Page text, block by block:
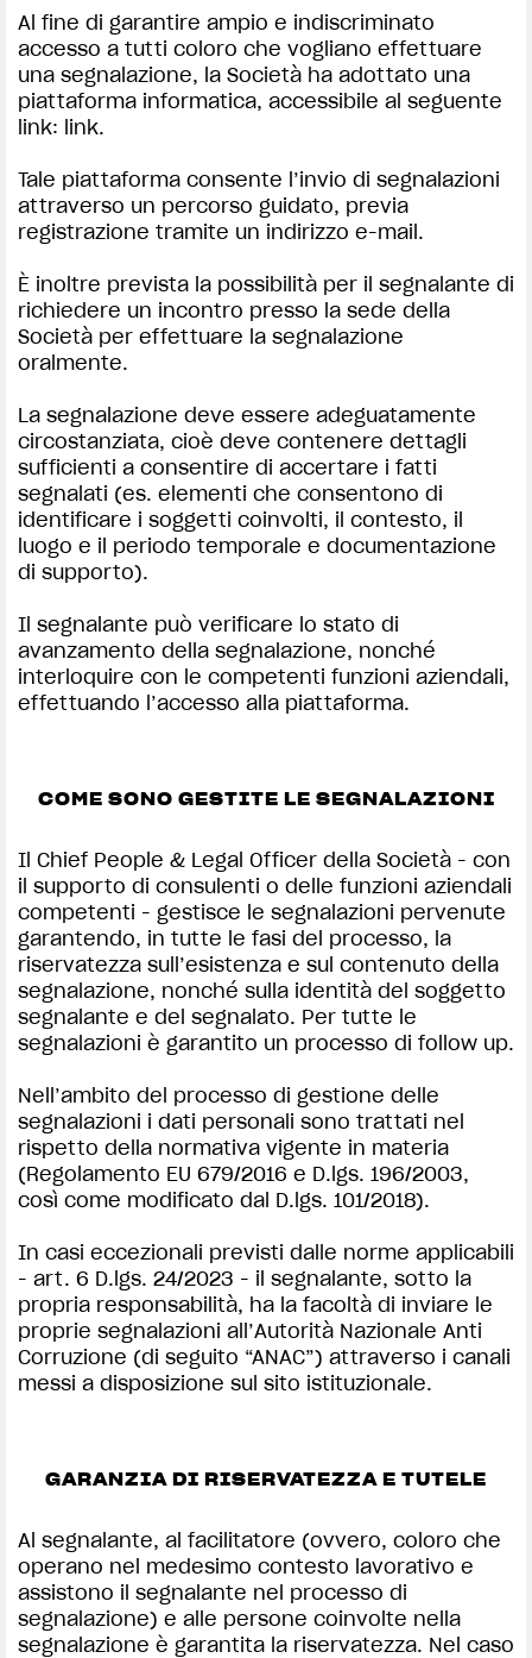
View now →
APPAREL
We ride it. We wear it
Al fine di garantire ampio e indiscriminato
accesso a tutti coloro che vogliano effettuare
una segnalazione, la Società ha adottato una
piattaforma informatica, accessibile al seguente
link: link.
Tale piattaforma consente l’invio di segnalazioni
attraverso un percorso guidato, previa
registrazione tramite un indirizzo e-mail.
È inoltre prevista la possibilità per il segnalante di
richiedere un incontro presso la sede della
Società per effettuare la segnalazione
oralmente.
La segnalazione deve essere adeguatamente
circostanziata, cioè deve contenere dettagli
sufficienti a consentire di accertare i fatti
segnalati (es. elementi che consentono di
identificare i soggetti coinvolti, il contesto, il
luogo e il periodo temporale e documentazione
di supporto).
Il segnalante può verificare lo stato di
avanzamento della segnalazione, nonché
interloquire con le competenti funzioni aziendali,
effettuando l’accesso alla piattaforma.
COME SONO GESTITE LE SEGNALAZIONI
Il Chief People & Legal Officer della Società - con
il supporto di consulenti o delle funzioni aziendali
competenti - gestisce le segnalazioni pervenute
garantendo, in tutte le fasi del processo, la
riservatezza sull’esistenza e sul contenuto della
segnalazione, nonché sulla identità del soggetto
segnalante e del segnalato. Per tutte le
segnalazioni è garantito un processo di follow up.
Nell’ambito del processo di gestione delle
segnalazioni i dati personali sono trattati nel
rispetto della normativa vigente in materia
(Regolamento EU 679/2016 e D.lgs. 196/2003,
così come modificato dal D.lgs. 101/2018).
In casi eccezionali previsti dalle norme applicabili
- art. 6 D.lgs. 24/2023 - il segnalante, sotto la
propria responsabilità, ha la facoltà di inviare le
proprie segnalazioni all’Autorità Nazionale Anti
Corruzione (di seguito “ANAC”) attraverso i canali
messi a disposizione sul sito istituzionale.
GARANZIA DI RISERVATEZZA E TUTELE
Al segnalante, al facilitatore (ovvero, coloro che
operano nel medesimo contesto lavorativo e
assistono il segnalante nel processo di
segnalazione) e alle persone coinvolte nella
segnalazione è garantita la riservatezza. Nel caso